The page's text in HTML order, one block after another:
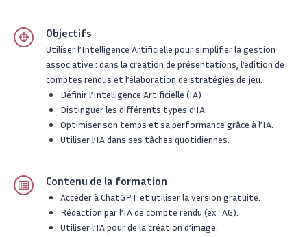
Objectifs
Utiliser l’Intelligence Artificielle pour simplifier la gestion
associative : dans la création de présentations, l’édition de
comptes rendus et l’élaboration de stratégies de jeu.
Définir l’Intelligence Artificielle (IA)
Distinguer les différents types d’IA.
Optimiser son temps et sa performance grâce à l’IA.
Utiliser l’IA dans ses tâches quotidiennes.
Contenu de la formation
Accéder à ChatGPT et utiliser la version gratuite.
Rédaction par l’IA de compte rendu (ex : AG).
Utiliser l’IA pour de la création d’image.